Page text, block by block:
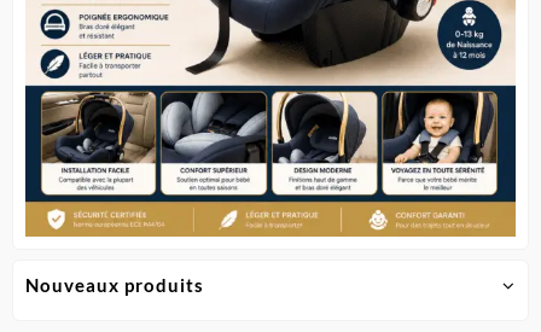
Nouveaux produits
du
produit